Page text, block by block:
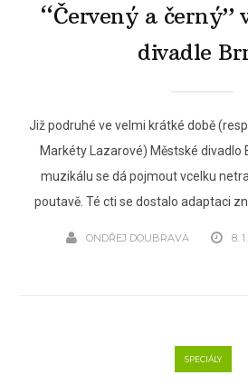
“Červený a černý”
divadle
Již podruhé ve velmi krátké době
Markéty Lazarové) Městské divadlo
muzikálu se dá pojmout vcelku
poutavě. Té cti se dostalo adaptaci
ONDŘEJ DOUBRAVA 8.
SPECIÁLY